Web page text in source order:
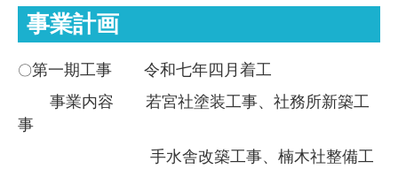
事業計画
〇第一期工事 令和七年四月着工
事業内容 若宮社塗装工事、社務所新築工
事
手水舎改築工事、楠木社整備工